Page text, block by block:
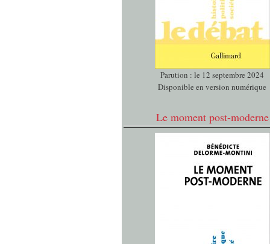
Parution : le 12 septembre 2024
Disponible en version numérique
Le moment post-moderne